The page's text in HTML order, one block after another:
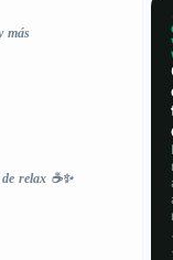
más
relax ☕✨